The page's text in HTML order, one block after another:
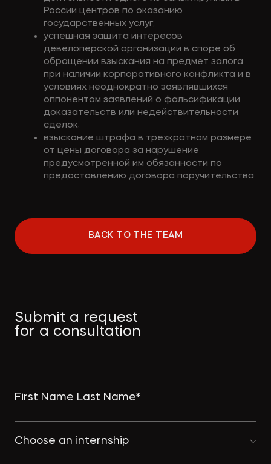
России центров по оказанию
государственных услуг;
успешная защита интересов
девелоперской организации в споре об
обращении взыскания на предмет залога
при наличии корпоративного конфликта и в
условиях неоднократно заявлявшихся
оппонентом заявлений о фальсификации
доказательств или недействительности
сделок;
взыскание штрафа в трехкратном размере
от цены договора за нарушение
предусмотренной им обязанности по
предоставлению договора поручительства.
BACK TO THE TEAM
Submit a request
for a consultation
Choose an internship